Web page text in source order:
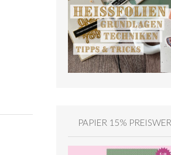
PAPIER 15%